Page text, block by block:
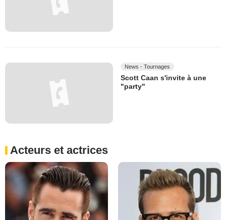
News - Tournages
Scott Caan s'invite à une
"party"
Acteurs et actrices